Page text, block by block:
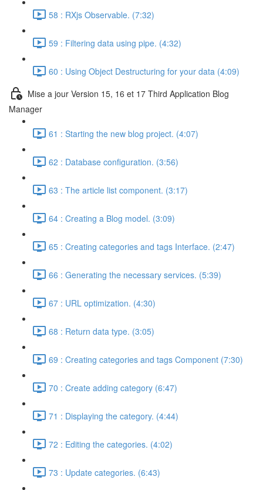
58 : RXjs Observable. (7:32)
59 : Filtering data using pipe. (4:32)
60 : Using Object Destructuring for your data (4:09)
Mise a jour Version 15, 16 et 17 Third Application Blog
Manager
61 : Starting the new blog project. (4:07)
62 : Database configuration. (3:56)
63 : The article list component. (3:17)
64 : Creating a Blog model. (3:09)
65 : Creating categories and tags Interface. (2:47)
66 : Generating the necessary services. (5:39)
67 : URL optimization. (4:30)
68 : Return data type. (3:05)
69 : Creating categories and tags Component (7:30)
70 : Create adding category (6:47)
71 : Displaying the category. (4:44)
72 : Editing the categories. (4:02)
73 : Update categories. (6:43)